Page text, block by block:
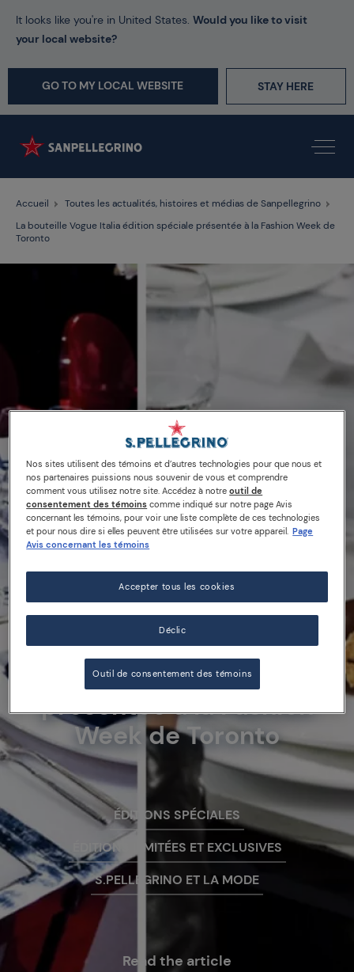
It looks like you're in United States. Would you like to visit
your local website?
GO TO MY LOCAL WEBSITE STAY HERE
Accueil
Toutes les actualités, histoires et médias de Sanpellegrino
La bouteille Vogue Italia édition spéciale présentée à la Fashion Week de
Toronto
01/12/15
ÉDITIONS SPÉCIALES
ÉDITIONS LIMITÉES ET EXCLUSIVES
S.PELLEGRINO ET LA MODE
La bouteille Vogue Italia
édition spéciale
présentée à la Fashion
Week de Toronto
Read the article
Nos sites utilisent des témoins et d’autres technologies pour que nous et
nos partenaires puissions nous souvenir de vous et comprendre
comment vous utilisez notre site. Accédez à notreoutil de
consentement des témoins comme indiqué sur notre page Avis
concernant les témoins, pour voir une liste complète de ces technologies
et pour nous dire si elles peuvent être utilisées sur votre appareil. Page
Avis concernant les témoins
Déclic
Accepter tous les cookies
Outil de consentement des témoins